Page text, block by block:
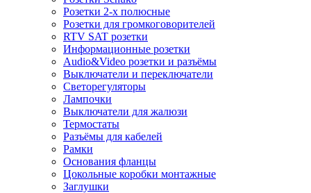
Розетки 2-х полюсные
Розетки для громкоговорителей
RTV SAT розетки
Информационные розетки
Audio&Video розетки и разъёмы
Выключатели и переключатели
Светорегуляторы
Лампочки
Выключатели для жалюзи
Термостаты
Разъёмы для кабелей
Рамки
Основания фланцы
Цокольные коробки монтажные
Заглушки